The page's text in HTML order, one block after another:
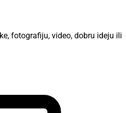
fotografiju, video, dobru ideju ili